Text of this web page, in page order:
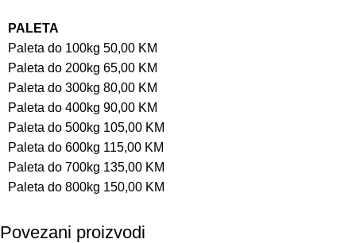
PALETA
Paleta do 100kg 50,00 KM
Paleta do 200kg 65,00 KM
Paleta do 300kg 80,00 KM
Paleta do 400kg 90,00 KM
Paleta do 500kg 105,00 KM
Paleta do 600kg 115,00 KM
Paleta do 700kg 135,00 KM
Paleta do 800kg 150,00 KM
Povezani proizvodi